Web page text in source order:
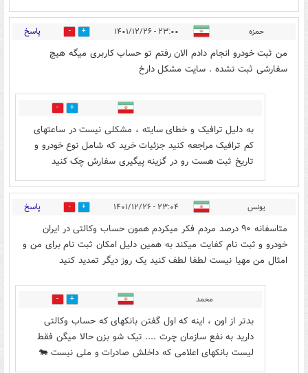
حمزه ۲۳:۰۰ - ۱۴۰۱/۱۲/۲۶ 2 پاسخ
من ثبت خودرو انجام دادم الان رفتم تو حساب کاربری میگه هیچ
سفارشی ثبت تشده . سایت مشکل دارخ
0
به دلیل ترافیک و خطای سایته ، مشکلی نیست در ساعتهای
کم ترافیک مراجعه کنید جزئیات خرید که شامل نوع خودرو و
تاریخ ثبت هست رو در گزینه پیگیری سفارش چک کنید
یونس ۲۳:۰۴ - ۱۴۰۱/۱۲/۲۶ 8 پاسخ
متاسفانه ۹۰ درصد مردم فکر میکردم همون حساب وکالتی در ایران
خودرو و ثبت نام کفایت میکند به همین دلیل امکان ثبت نام برای من و
امثال من مهیا نیست لطفا لطف کنید یک روز دیگر تمدید کنید
محمد 0
بدتر از اون ، اینه که اول گفتن بانکهای که حساب وکالتی
دارید به نفع سازمان چرت .... تیک شو بزن حالا میگن فقط
لیست بانکهای اعلامی که داخلش صادرات و ملی نیست 🐄